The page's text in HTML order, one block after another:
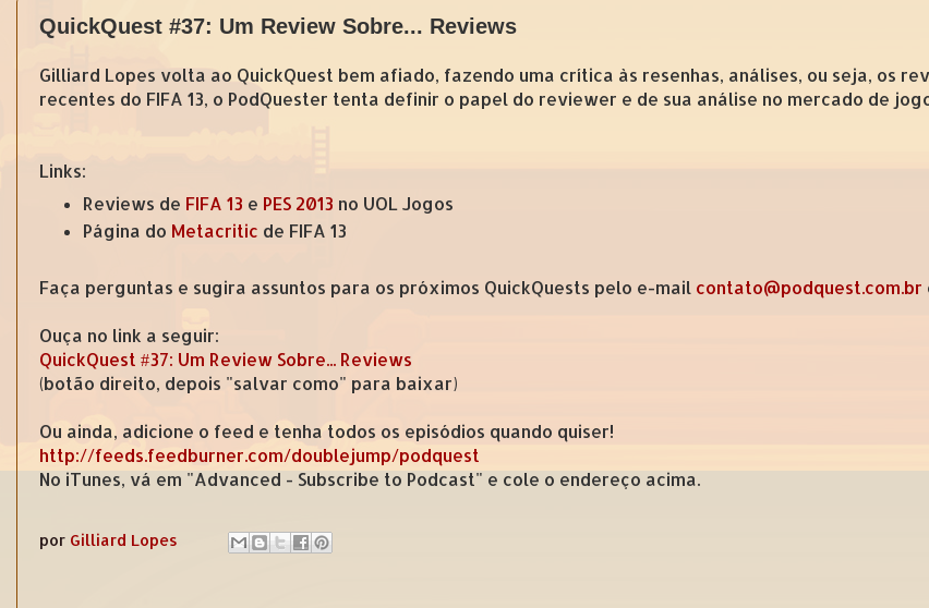
QuickQuest #37: Um Review Sobre... Reviews
Gilliard Lopes volta ao QuickQuest bem afiado, fazendo uma crítica às resenhas, análises, ou seja, os
recentes do FIFA 13, o PodQuester tenta definir o papel do reviewer e de sua análise no mercado de
Links:
Reviews de FIFA 13 e PES 2013 no UOL Jogos
Página do Metacritic de FIFA 13
Faça perguntas e sugira assuntos para os próximos QuickQuests pelo e-mail contato@podquest.com.br
Ouça no link a seguir:
QuickQuest #37: Um Review Sobre... Reviews
(botão direito, depois "salvar como" para baixar)
Ou ainda, adicione o feed e tenha todos os episódios quando quiser!
http://feeds.feedburner.com/doublejump/podquest
No iTunes, vá em "Advanced - Subscribe to Podcast" e cole o endereço acima.
por Gilliard Lopes